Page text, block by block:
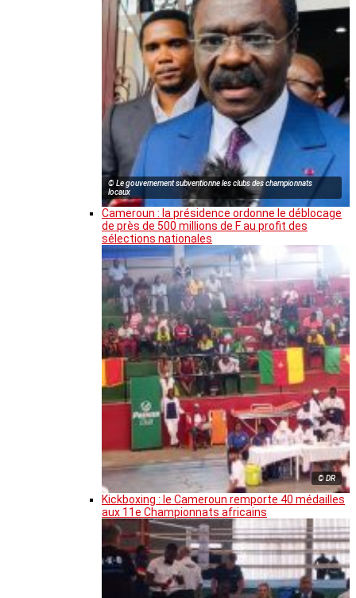
© Le gouvernement subventionne les clubs des championnats
locaux
Cameroun : la présidence ordonne le déblocage
de près de 500 millions de F au profit des
sélections nationales
© DR
Kickboxing : le Cameroun remporte 40 médailles
aux 11e Championnats africains